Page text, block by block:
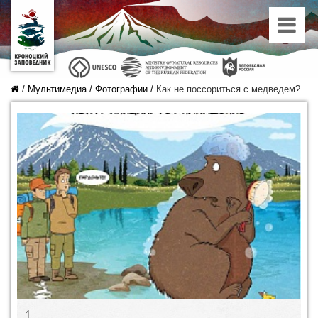
/ Мультимедиа/ Фотографии / Как не поссориться с медведем?